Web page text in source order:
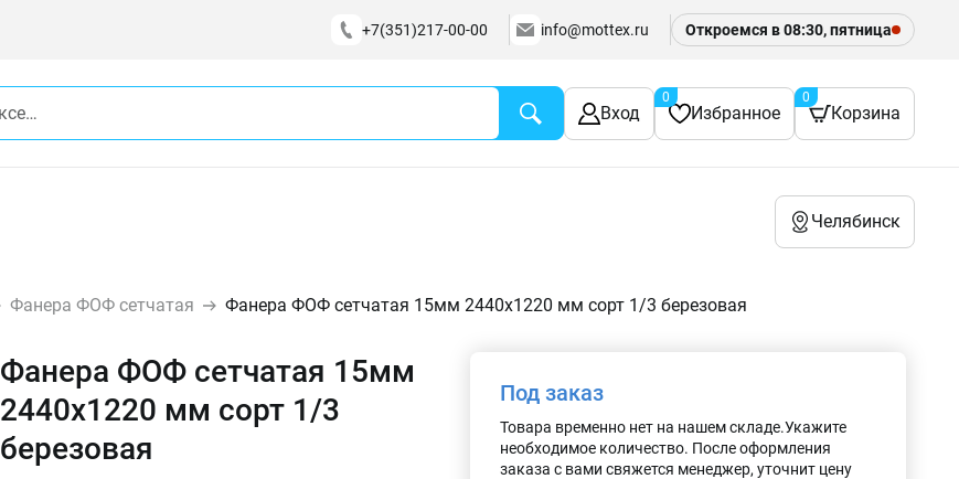
+7(351)217-00-00 info@mottex.ru Откроемся в 08:30, пятница
Вход Избранное
0
Корзина
0
Челябинск
Фанера ФОФ сетчатая Фанера ФОФ сетчатая 15мм 2440х1220 мм сорт 1/3 березовая
Фанера ФОФ сетчатая 15мм
2440х1220 мм сорт 1/3
березовая
Под заказ
Товара временно нет на нашем складе.Укажите
необходимое количество. После оформления
заказа с вами свяжется менеджер, уточнит цену